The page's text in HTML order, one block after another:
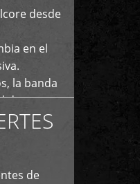
desde
en el
la banda
de